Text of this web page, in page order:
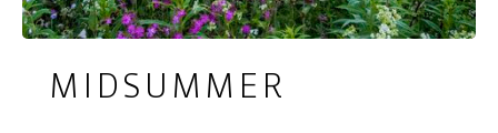
MIDSUMMER